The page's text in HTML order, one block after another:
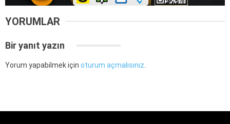
YORUMLAR
Bir yanıt yazın
Yorum yapabilmek için oturum açmalısınız